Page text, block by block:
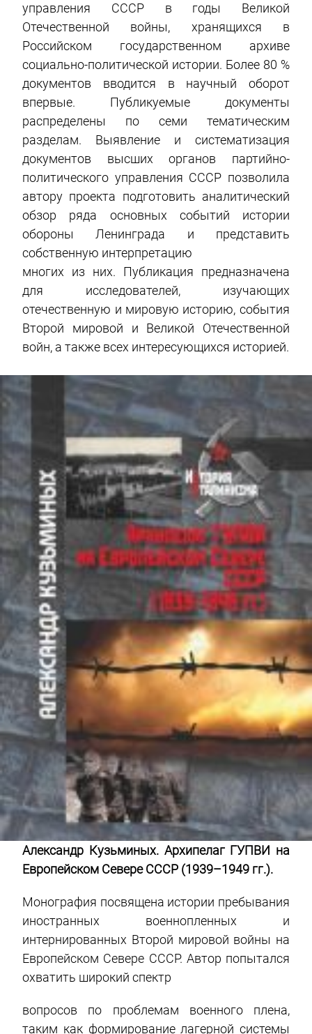
управления СССР в годы Великой
Отечественной войны, хранящихся в
Российском государственном архиве
социально-политической истории. Более 80 %
документов вводится в научный оборот
впервые. Публикуемые документы
распределены по семи тематическим
разделам. Выявление и систематизация
документов высших органов партийно-
политического управления СССР позволила
автору проекта подготовить аналитический
обзор ряда основных событий истории
обороны Ленинграда и представить
собственную интерпретацию
многих из них. Публикация предназначена
для исследователей, изучающих
отечественную и мировую историю, события
Второй мировой и Великой Отечественной
войн, а также всех интересующихся историей.
Александр Кузьминых. Архипелаг ГУПВИ на
Европейском Севере СССР (1939–1949 гг.).
Монография посвящена истории пребывания
иностранных военнопленных и
интернированных Второй мировой войны на
Европейском Севере СССР. Автор попытался
охватить широкий спектр
вопросов по проблемам военного плена,
таким как формирование лагерной системы